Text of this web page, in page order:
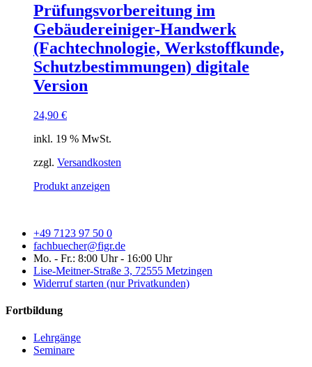
Prüfungsvorbereitung im
Gebäudereiniger-Handwerk
(Fachtechnologie, Werkstoffkunde,
Schutzbestimmungen) digitale
Version
24,90 €
inkl. 19 % MwSt.
zzgl. Versandkosten
Produkt anzeigen
+49 7123 97 50 0
fachbuecher@figr.de
Mo. - Fr.: 8:00 Uhr - 16:00 Uhr
Lise-Meitner-Straße 3, 72555 Metzingen
Widerruf starten (nur Privatkunden)
Fortbildung
Lehrgänge
Seminare